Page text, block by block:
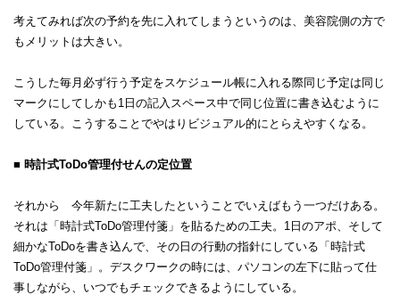
考えてみれば次の予約を先に入れてしまうというのは、美容院側の方で
もメリットは大きい。
こうした毎月必ず行う予定をスケジュール帳に入れる際同じ予定は同じ
マークにしてしかも1日の記入スペース中で同じ位置に書き込むように
している。こうすることでやはりビジュアル的にとらえやすくなる。
■ 時計式ToDo管理付せんの定位置
それから 今年新たに工夫したということでいえばもう一つだけある。
それは「時計式ToDo管理付箋」を貼るための工夫。1日のアポ、そして
細かなToDoを書き込んで、その日の行動の指針にしている「時計式
ToDo管理付箋」。デスクワークの時には、パソコンの左下に貼って仕
事しながら、いつでもチェックできるようにしている。